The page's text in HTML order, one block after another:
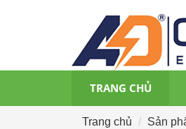
TRANG CHỦ
Trang chủ Sản